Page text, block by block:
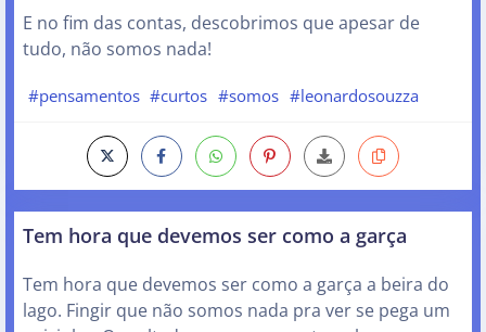
E no fim das contas, descobrimos que apesar de
tudo, não somos nada!
#pensamentos #curtos #somos #leonardosouzza
Tem hora que devemos ser como a garça
Tem hora que devemos ser como a garça a beira do
lago. Fingir que não somos nada pra ver se pega um